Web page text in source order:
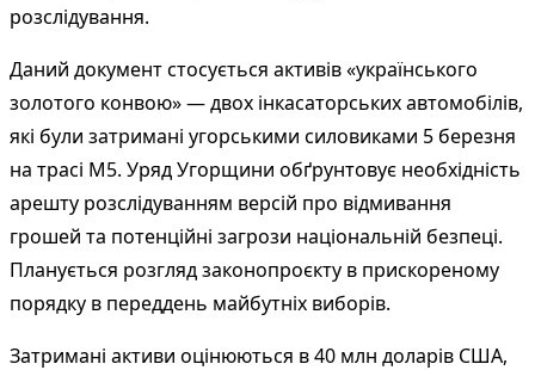
розслідування.
Даний документ стосується активів «українського
золотого конвою» — двох інкасаторських автомобілів,
які були затримані угорськими силовиками 5 березня
на трасі М5. Уряд Угорщини обґрунтовує необхідність
арешту розслідуванням версій про відмивання
грошей та потенційні загрози національній безпеці.
Планується розгляд законопроєкту в прискореному
порядку в переддень майбутніх виборів.
Затримані активи оцінюються в 40 млн доларів США,